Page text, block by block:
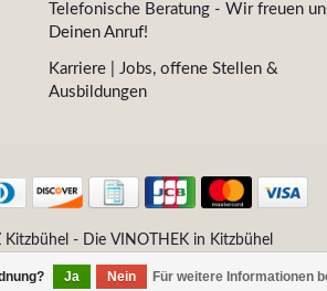
Ja Nein Für weitere Informationen
Telefonische Beratung - Wir freuen
Deinen Anruf!
Karriere | Jobs, offene Stellen &
Ausbildungen
- Die VINOTHEK in Kitzbühel